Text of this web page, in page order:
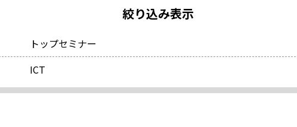
絞り込み表示
トップセミナー
ICT